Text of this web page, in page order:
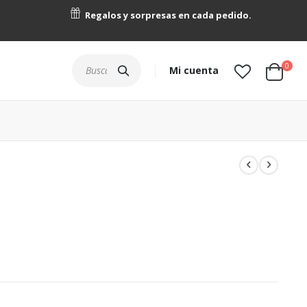
Regalos y sorpresas en cada pedido.
Mi cuenta Cart
0